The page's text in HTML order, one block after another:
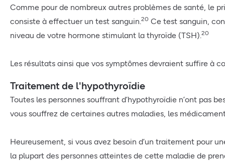
Comme pour de nombreux autres problèmes de santé, le
consiste à effectuer un test sanguin. 20 Ce test sanguin,
niveau de votre hormone stimulant la thyroïde (TSH). 20
Les résultats ainsi que vos symptômes devraient suffire à
Traitement de l'hypothyroïdie
Toutes les personnes souffrant d’hypothyroïdie n’ont pas
vous souffrez de certaines autres maladies, les
Heureusement, si vous avez besoin d’un traitement pour
la plupart des personnes atteintes de cette maladie de